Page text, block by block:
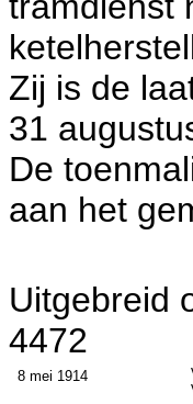
Zij is de
31
De
aan het
Uitgebreid
4472
8 mei 1914